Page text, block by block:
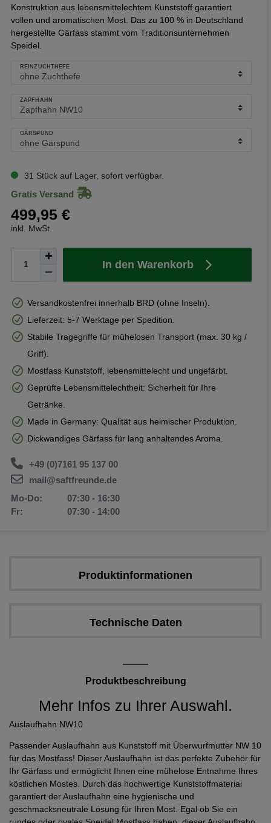
Konstruktion aus lebensmittelechtem Kunststoff garantiert
vollen und aromatischen Most. Das zu 100 % in Deutschland
hergestellte Gärfass stammt vom Traditionsunternehmen
Speidel.
REINZUCHTHEFE
ZAPFHAHN
GÄRSPUND
31 Stück auf Lager, sofort verfügbar.
Gratis Versand
499,95 €
inkl. MwSt.
In den Warenkorb
Versandkostenfrei innerhalb BRD (ohne Inseln).
Lieferzeit: 5-7 Werktage per Spedition.
Stabile Tragegriffe für mühelosen Transport (max. 30 kg /
Griff).
Mostfass Kunststoff, lebensmittelecht und ungefärbt.
Geprüfte Lebensmittelechtheit: Sicherheit für Ihre
Getränke.
Made in Germany: Qualität aus heimischer Produktion.
Dickwandiges Gärfass für lang anhaltendes Aroma.
+49 (0)7161 95 137 00
mail@saftfreunde.de
Mo-Do:
07:30 - 16:30
Fr:
07:30 - 14:00
Produktinformationen
Technische Daten
Produktbeschreibung
Mehr Infos zu Ihrer Auswahl.
Auslaufhahn NW10
Passender Auslaufhahn aus Kunststoff mit Überwurfmutter NW 10
für das Mostfass! Dieser Auslaufhahn ist das perfekte Zubehör für
Ihr Gärfass und ermöglicht Ihnen eine mühelose Entnahme Ihres
köstlichen Mostes. Durch das hochwertige Kunststoffmaterial
garantiert der Auslaufhahn eine hygienische und
geschmacksneutrale Lösung für Ihren Most. Egal ob Sie ein